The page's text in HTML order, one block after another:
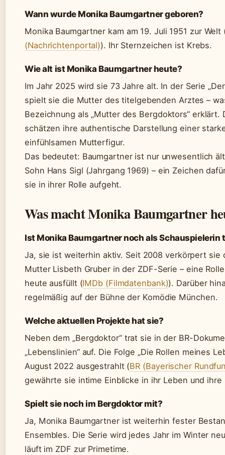
Wann wurde Monika Baumgartner geboren?
Monika Baumgartner kam am 19. Juli 1951 zur Welt
(Nachrichtenportal)). Ihr Sternzeichen ist Krebs.
Wie alt ist Monika Baumgartner heute?
Im Jahr 2025 wird sie 73 Jahre alt. In der Serie
spielt sie die Mutter des titelgebenden Arztes –
Bezeichnung als „Mutter des Bergdoktors“ erklärt.
schätzen ihre authentische Darstellung einer
einfühlsamen Mutterfigur.
Das bedeutet: Baumgartner ist nur unwesentlich
Sohn Hans Sigl (Jahrgang 1969) – ein Zeichen
sie in ihrer Rolle aufgeht.
Was macht Monika Baumgartner
Ist Monika Baumgartner noch als Schauspielerin
Ja, sie ist weiterhin aktiv. Seit 2008 verkörpert sie
Mutter Lisbeth Gruber in der ZDF-Serie – eine
heute ausfüllt (IMDb (Filmdatenbank)). Darüber
regelmäßig auf der Bühne der Komödie München.
Welche aktuellen Projekte hat sie?
Neben dem „Bergdoktor“ trat sie in der BR-
„Lebenslinien“ auf. Die Folge „Die Rollen meines
August 2022 ausgestrahlt (BR (Bayerischer
gewährte sie intime Einblicke in ihr Leben und ihre
Spielt sie noch im Bergdoktor mit?
Ja, Monika Baumgartner ist weiterhin fester
Ensembles. Die Serie wird jedes Jahr im Winter
läuft im ZDF zur Primetime.